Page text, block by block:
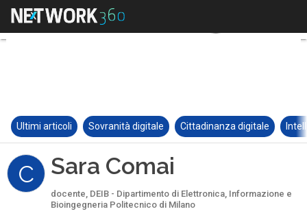
Ultimi articoli Sovranità digitale Cittadinanza digitale
C Sara Comai
docente, DEIB - Dipartimento di Elettronica, Informazione e
Bioingegneria Politecnico di Milano